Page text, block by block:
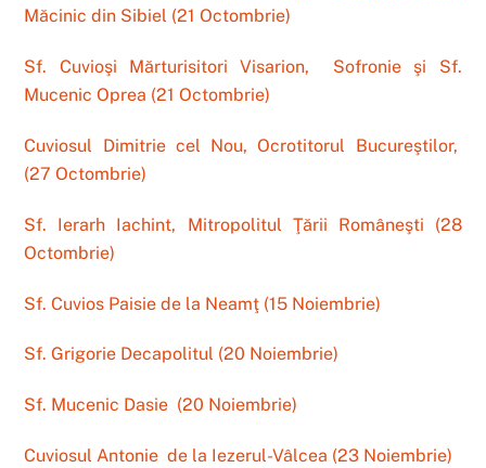
Măcinic din Sibiel (21 Octombrie)
Sf. Cuvioşi Mărturisitori Visarion, Sofronie şi Sf.
Mucenic Oprea (21 Octombrie)
Cuviosul Dimitrie cel Nou, Ocrotitorul Bucureştilor,
(27 Octombrie)
Sf. Ierarh Iachint, Mitropolitul Ţării Româneşti (28
Octombrie)
Sf. Cuvios Paisie de la Neamţ (15 Noiembrie)
Sf. Grigorie Decapolitul (20 Noiembrie)
Sf. Mucenic Dasie (20 Noiembrie)
Cuviosul Antonie de la Iezerul-Vâlcea (23 Noiembrie)